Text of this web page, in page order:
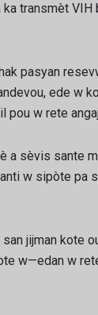
transmèt
pasyan
ede w
w rete
sèvis sante
w sipòte pa
jijman
w—edan w